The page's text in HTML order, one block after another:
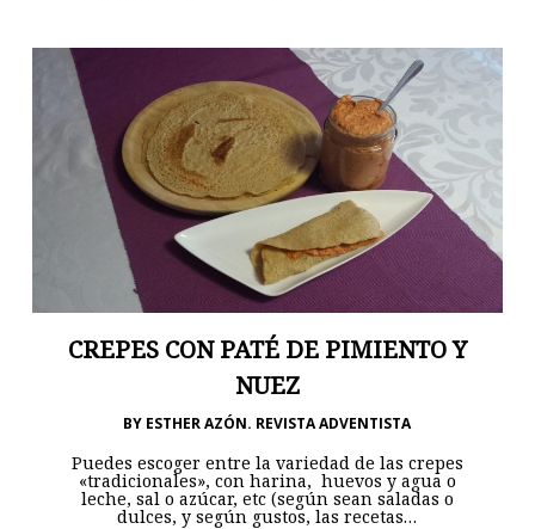
CREPES CON PATÉ DE PIMIENTO Y
NUEZ
BY ESTHER AZÓN. REVISTA ADVENTISTA
Puedes escoger entre la variedad de las crepes
«tradicionales», con harina, huevos y agua o
leche, sal o azúcar, etc (según sean saladas o
dulces, y según gustos, las recetas…